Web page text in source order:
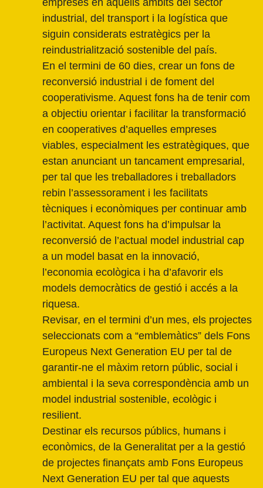
empreses en aquells àmbits del sector
industrial, del transport i la logística que
siguin considerats estratègics per la
reindustrialització sostenible del país.
En el termini de 60 dies, crear un fons de
reconversió industrial i de foment del
cooperativisme. Aquest fons ha de tenir com
a objectiu orientar i facilitar la transformació
en cooperatives d’aquelles empreses
viables, especialment les estratègiques, que
estan anunciant un tancament empresarial,
per tal que les treballadores i treballadors
rebin l’assessorament i les facilitats
tècniques i econòmiques per continuar amb
l’activitat. Aquest fons ha d’impulsar la
reconversió de l’actual model industrial cap
a un model basat en la innovació,
l’economia ecològica i ha d’afavorir els
models democràtics de gestió i accés a la
riquesa.
Revisar, en el termini d’un mes, els projectes
seleccionats com a “emblemàtics” dels Fons
Europeus Next Generation EU per tal de
garantir-ne el màxim retorn públic, social i
ambiental​ i la seva correspondència amb un
model industrial sostenible, ecològic i
resilient.
Destinar els recursos públics, humans i
econòmics, de la Generalitat per a la gestió
de projectes finançats amb Fons Europeus
Next Generation EU per tal que aquests